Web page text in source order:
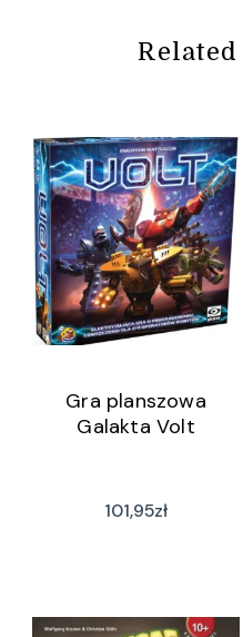
Gra planszowa
Galakta Volt
101,95zł